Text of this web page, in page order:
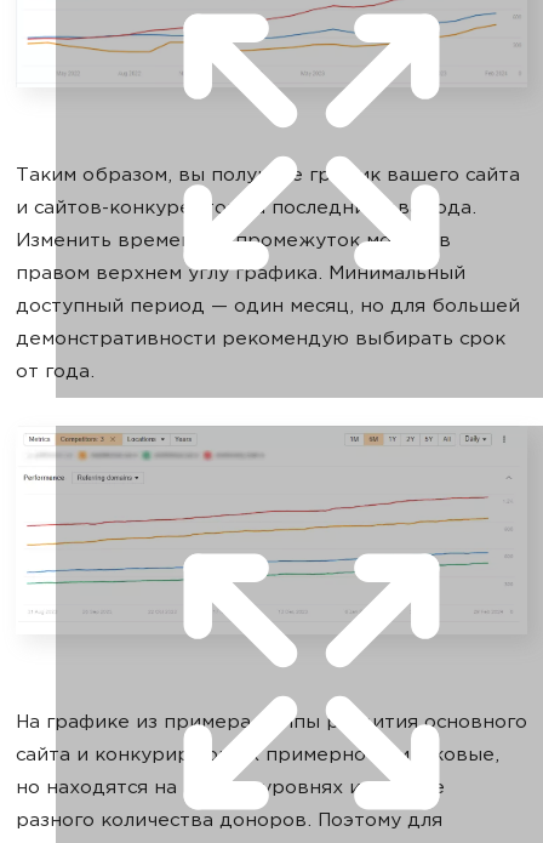
Таким образом, вы получите график вашего сайта
и сайтов-конкурентов за последние два года.
Изменить временной промежуток можно в
правом верхнем углу графика. Минимальный
доступный период — один месяц, но для большей
демонстративности рекомендую выбирать срок
от года.
На графике из примера темпы развития основного
сайта и конкурирующих примерно одинаковые,
но находятся на разных уровнях из-за уже
разного количества доноров. Поэтому для